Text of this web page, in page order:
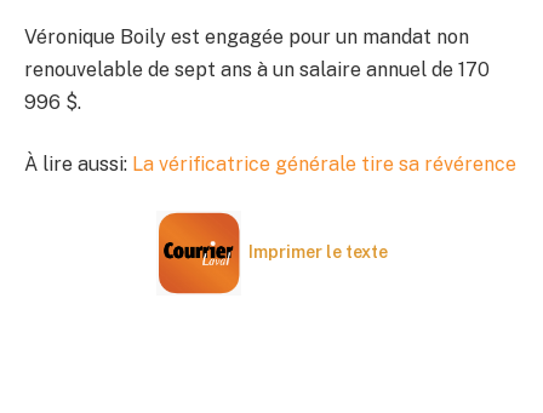
Véronique Boily est engagée pour un mandat non
renouvelable de sept ans à un salaire annuel de 170
996 $.
À lire aussi: La vérificatrice générale tire sa révérence
Imprimer le texte